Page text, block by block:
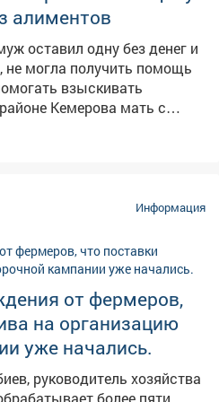
алиментов
оставил одну без денег и
не могла получить помощь
взыскивать
алименты от
9-летнего сына и 14-
мер, сообщает в
своевременно не
направленные на
– сказали в прокуратуре.
в регионе. В
действия
лицо привлекли к
а с бывшего мужа
по алиментам.
Информация
от фермеров,
на организацию
уже начались.
руководитель хозяйства
более пяти